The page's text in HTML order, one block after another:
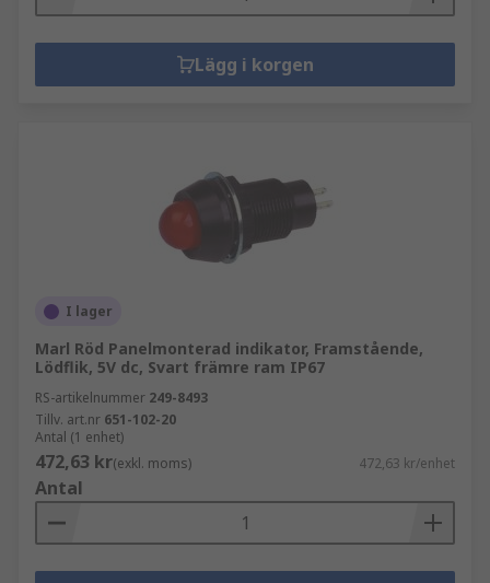
Lägg i korgen
I lager
Marl Röd Panelmonterad indikator, Framstående,
Lödflik, 5V dc, Svart främre ram IP67
RS-artikelnummer 249-8493
Tillv. art.nr 651-102-20
Antal (1 enhet)
472,63 kr(exkl. moms) 472,63 kr/enhet
Antal